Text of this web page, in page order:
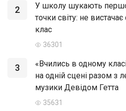
2
У школу шукають
точки світу: не
клас
36301
3
«Вчились в одному
на одній сцені разом з
музики Девідом Гетта
35631